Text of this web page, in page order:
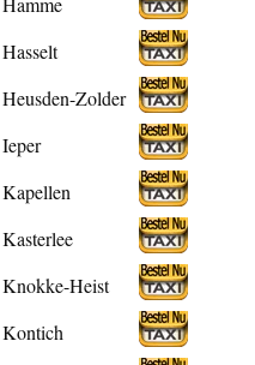
Hasselt
Heusden-Zolder
Ieper
Kapellen
Kasterlee
Knokke-Heist
Kontich